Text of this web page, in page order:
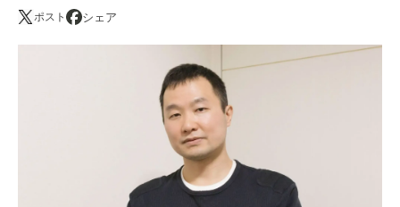
ポスト シェア